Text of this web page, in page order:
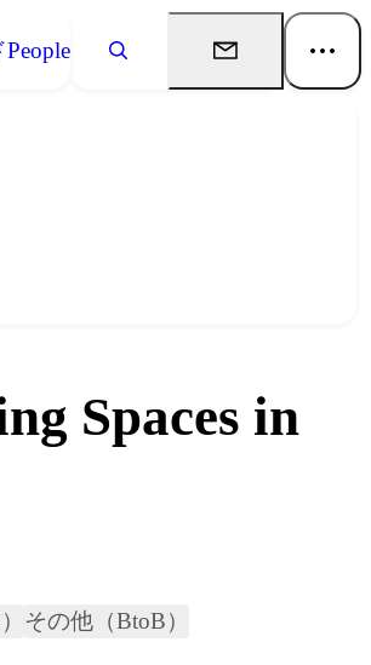
People
Spaces in
その他（BtoB）